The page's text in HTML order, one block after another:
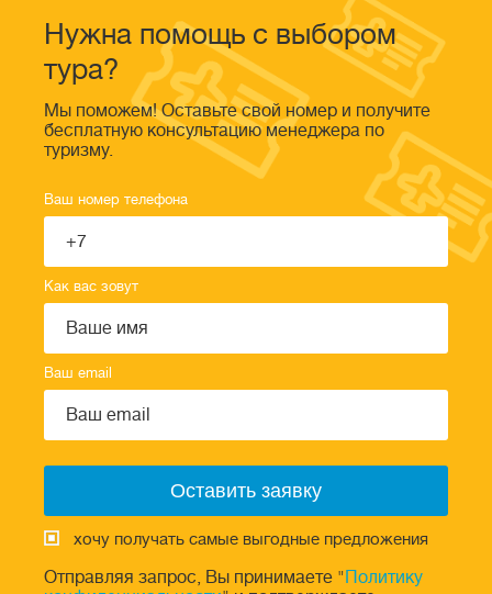
Нужна помощь с выбором
тура?
Мы поможем! Оставьте свой номер и получите
бесплатную консультацию менеджера по
туризму.
Ваш номер телефона
Как вас зовут
Ваш email
хочу получать самые выгодные предложения
Отправляя запрос, Вы принимаете " Политику